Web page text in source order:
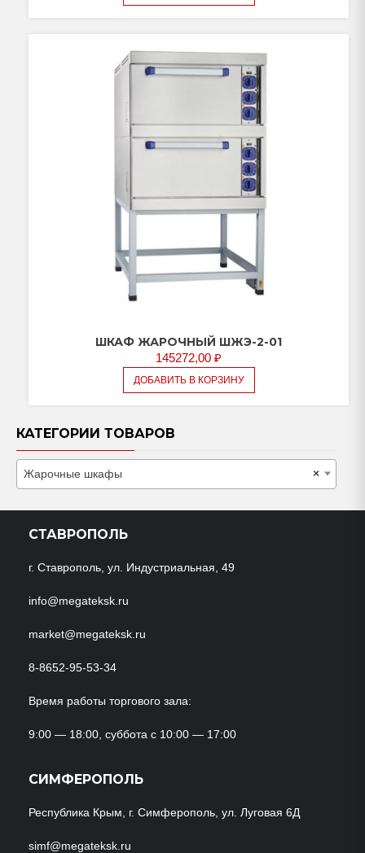
ШКАФ ЖАРОЧНЫЙ ШЖЭ-2-01
145272,00 ₽
ДОБАВИТЬ В КОРЗИНУ
КАТЕГОРИИ ТОВАРОВ
×
Жарочные шкафы
СТАВРОПОЛЬ
г. Ставрополь, ул. Индустриальная, 49
info@megateksk.ru
market@megateksk.ru
8-8652-95-53-34
Время работы торгового зала:
9:00 — 18:00, суббота с 10:00 — 17:00
СИМФЕРОПОЛЬ
Республика Крым, г. Симферополь, ул. Луговая 6Д
simf@megateksk.ru